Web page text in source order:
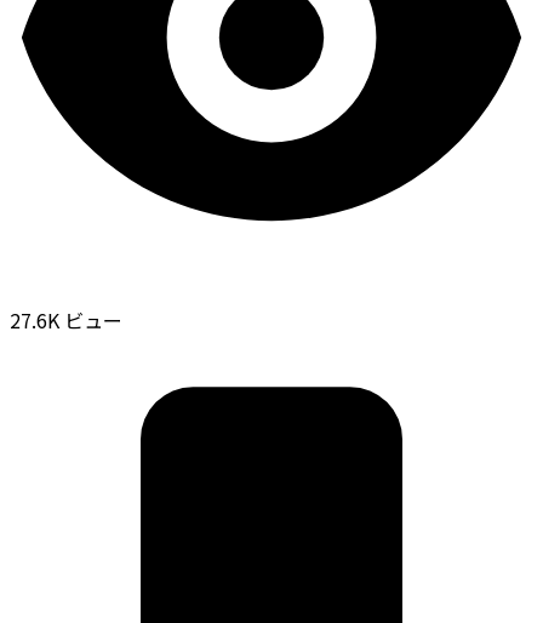
27.6K ビュー